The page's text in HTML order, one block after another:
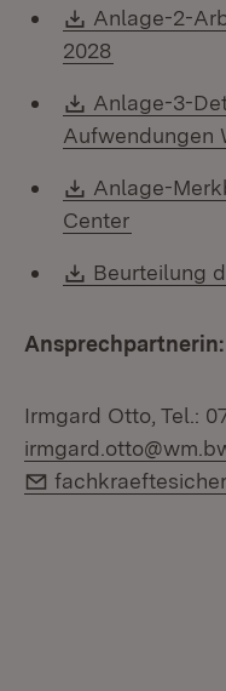
Download:
Anlage-2-
2028
Download:
Anlage-3-
Aufwendungen
Download:
Anlage-
Center
Download:
Beurteilung
Ansprechpartnerin:
Irmgard Otto, Tel.:
E-Mail: